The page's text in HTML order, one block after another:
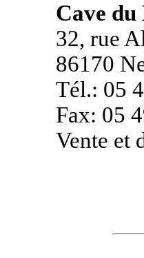
Cave
32, rue
86170
Tél.: 05
Fax: 05
Vente et